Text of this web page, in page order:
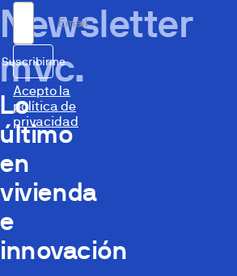
Newsletter
mvc.
Lo
último
en
vivienda
e
innovación
Email
Suscribirme
Acepto la
política de
privacidad